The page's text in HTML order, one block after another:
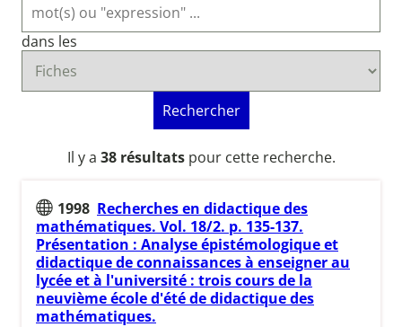
dans les
Rechercher
Il y a 38 résultatspour cette recherche.
1998 Recherches en didactique des
mathématiques. Vol. 18/2. p. 135-137.
Présentation : Analyse épistémologique et
didactique de connaissances à enseigner au
lycée et à l'université : trois cours de la
neuvième école d'été de didactique des
mathématiques.